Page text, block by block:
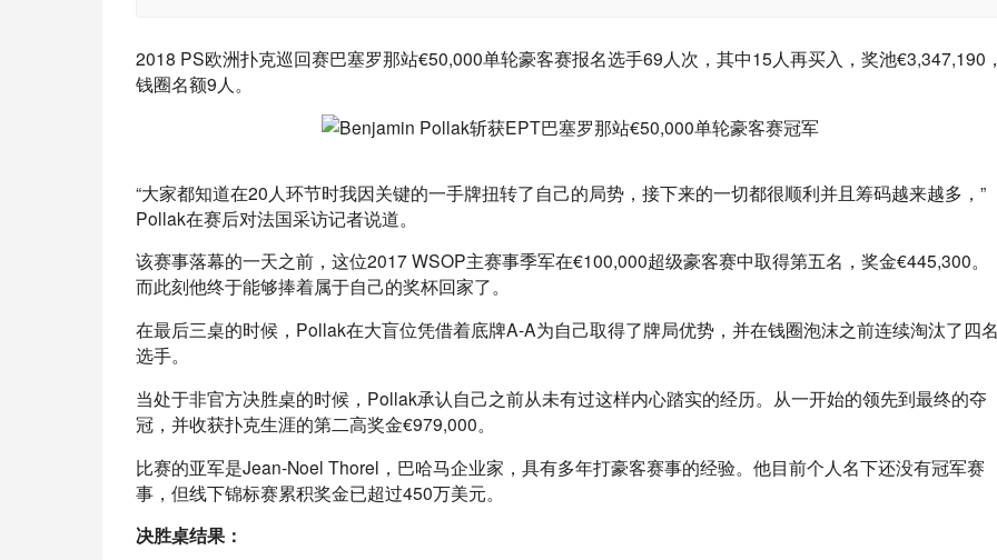
2018 PS欧洲扑克巡回赛巴塞罗那站€50,000单轮豪客赛报名选手69人次，其中15人再买入，奖池€3,347,190
钱圈名额9人。
“大家都知道在20人环节时我因关键的一手牌扭转了自己的局势，接下来的一切都很顺利并且筹码越来越多，”
Pollak在赛后对法国采访记者说道。
该赛事落幕的一天之前，这位2017 WSOP主赛事季军在€100,000超级豪客赛中取得第五名，奖金€445,300。
而此刻他终于能够捧着属于自己的奖杯回家了。
在最后三桌的时候，Pollak在大盲位凭借着底牌A-A为自己取得了牌局优势，并在钱圈泡沫之前连续淘汰了四
选手。
当处于非官方决胜桌的时候，Pollak承认自己之前从未有过这样内心踏实的经历。从一开始的领先到最终的夺
冠，并收获扑克生涯的第二高奖金€979,000。
比赛的亚军是Jean-Noel Thorel，巴哈马企业家，具有多年打豪客赛事的经验。他目前个人名下还没有冠军赛
事，但线下锦标赛累积奖金已超过450万美元。
决胜桌结果：